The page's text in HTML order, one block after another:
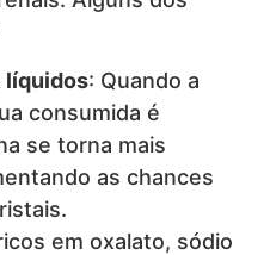
líquidos: Quando a
consumida é
se torna mais
as chances
em oxalato, sódio